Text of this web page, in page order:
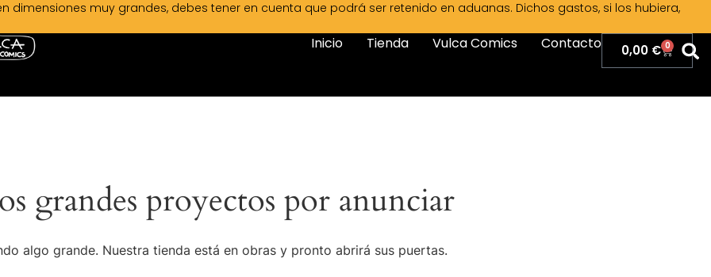
dimensiones muy grandes, debes tener en cuenta que podrá ser retenido en aduanas. Dichos gastos, si los hubiera,
Inicio Tienda Vulca Comics Contacto 0,00 € 0
grandes proyectos por anunciar
algo grande. Nuestra tienda está en obras y pronto abrirá sus puertas.